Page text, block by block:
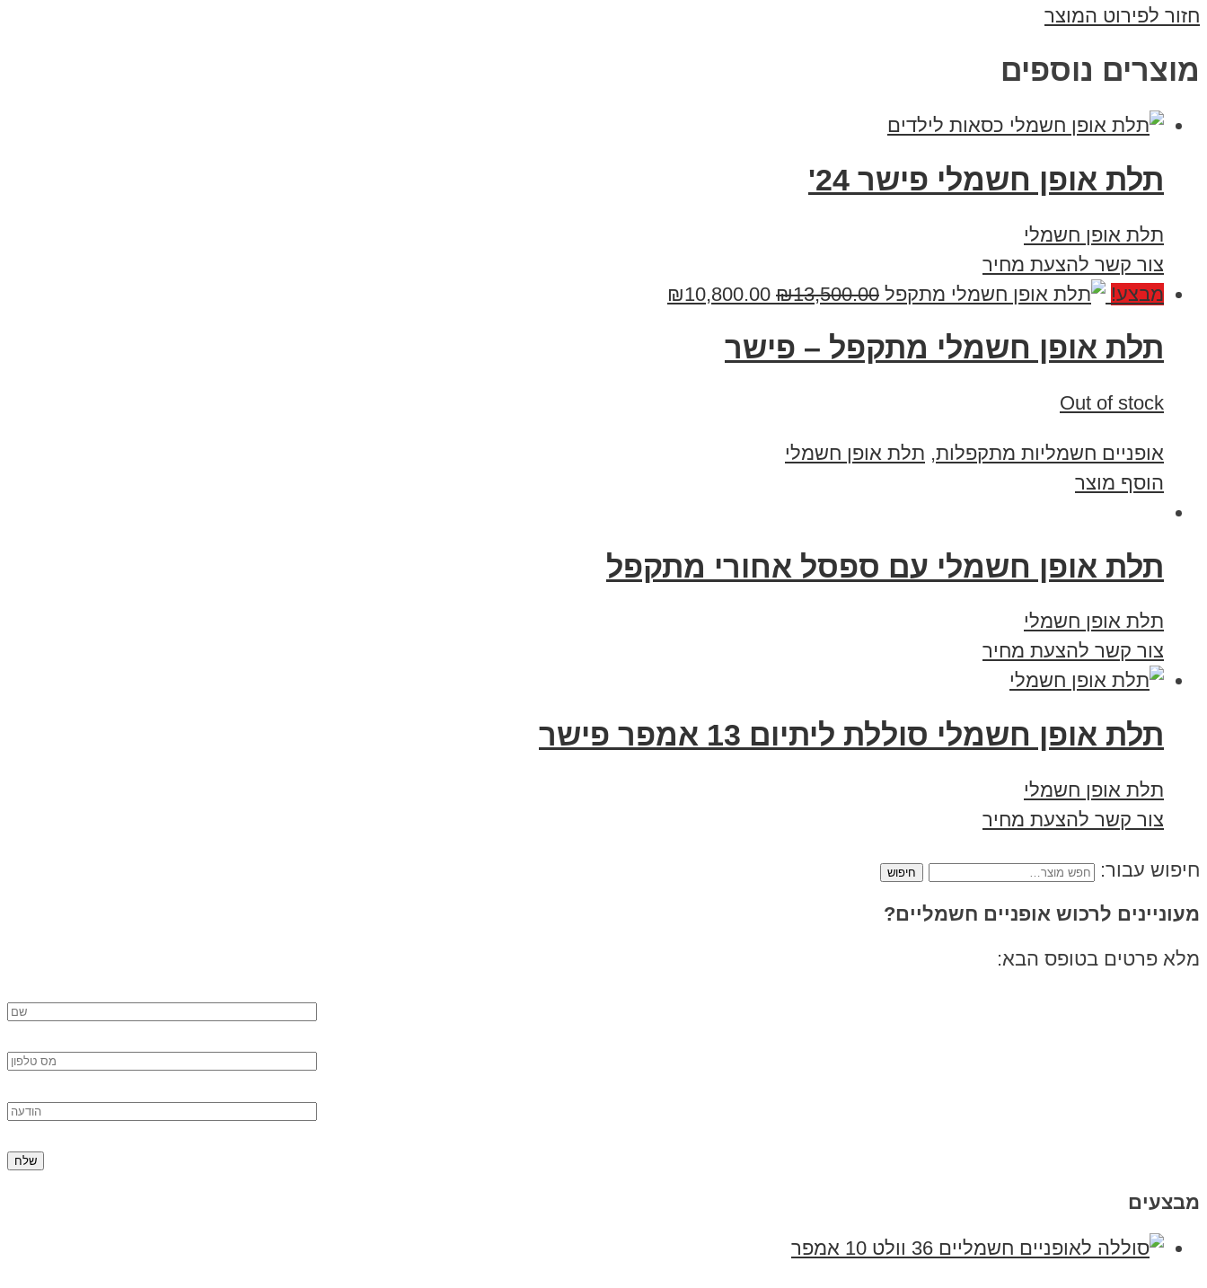
חזור לפירוט המוצר
מוצרים נוספים
תלת אופן חשמלי פישר 24'
תלת אופן חשמלי
צור קשר להצעת מחיר
מבצע!
₪13,500.00
₪10,800.00
תלת אופן חשמלי מתקפל – פישר
Out of stock
אופניים חשמליות מתקפלות, תלת אופן חשמלי
הוסף מוצר
תלת אופן חשמלי עם ספסל אחורי מתקפל
תלת אופן חשמלי
צור קשר להצעת מחיר
תלת אופן חשמלי סוללת ליתיום 13 אמפר פישר
תלת אופן חשמלי
צור קשר להצעת מחיר
חיפוש עבור:
מעוניינים לרכוש אופניים חשמליים?
מלא פרטים בטופס הבא:
מבצעים